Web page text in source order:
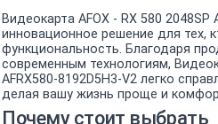
Видеокарта AFOX - RX 580 2048SP
инновационное решение для тех,
функциональность. Благодаря
современным технологиям,
AFRX580-8192D5H3-V2 легко
делая вашу жизнь проще и
Почему стоит выбрать